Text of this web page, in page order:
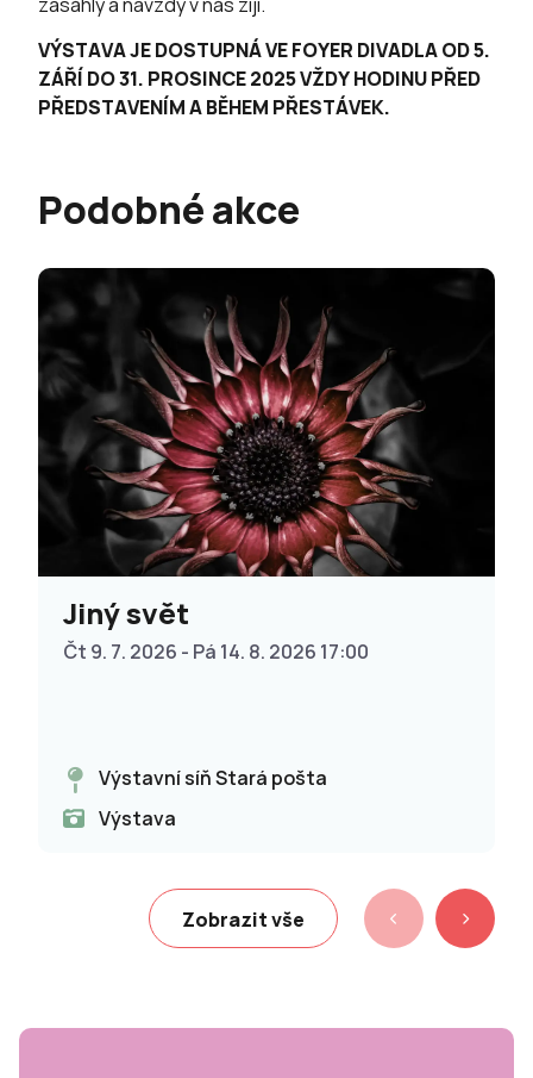
VÝSTAVA JE DOSTUPNÁ VE FOYER DIVADLA OD 5.
ZÁŘÍ DO 31. PROSINCE 2025 VŽDY HODINU PŘED
PŘEDSTAVENÍM A BĚHEM PŘESTÁVEK.
Podobné akce
Jiný svět
Čt 9. 7. 2026 - Pá 14. 8. 2026 17:00
Výstavní síň Stará pošta
Výstava
Zobrazit vše